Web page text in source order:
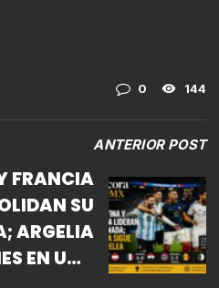
0 144
ANTERIOR POST
FRANCIA
SU
ARGELIA
EN UNA